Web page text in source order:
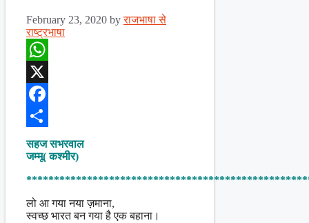
February 23, 2020 byराजभाषा से
राष्ट्रभाषा
WhatsApp
X
Facebook
Share
सहज सभरवाल
जम्मू( कश्मीर)
लो आ गया नया ज़माना,
स्वच्छ भारत बन गया है एक बहाना।